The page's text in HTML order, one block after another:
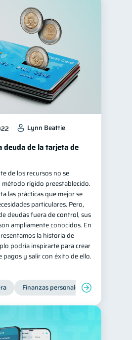
Lynn Beattie
deuda de la tarjeta de
de los recursos no se
método rígido preestablecido.
las prácticas que mejor se
particulares. Pero,
deudas fuera de control, sus
ampliamente conocidos. En
la historia de
podría inspirarte para crear
y salir con éxito de ello.
Finanzas personales